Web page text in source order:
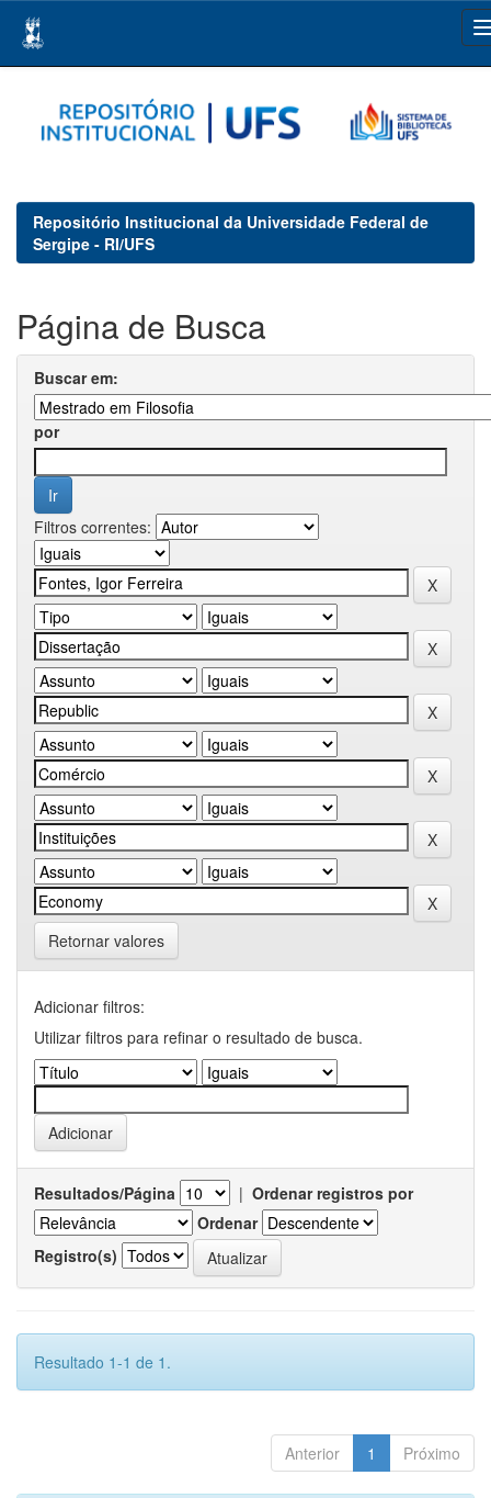
navigation
Repositório Institucional da Universidade Federal de
Sergipe - RI/UFS
Página de Busca
Buscar em:
por
Filtros correntes:
Retornar valores
Adicionar filtros:
Utilizar filtros para refinar o resultado de busca.
Resultados/Página | Ordenar registros por
Ordenar
Registro(s)
Resultado 1-1 de 1.
Anterior 1 Próximo